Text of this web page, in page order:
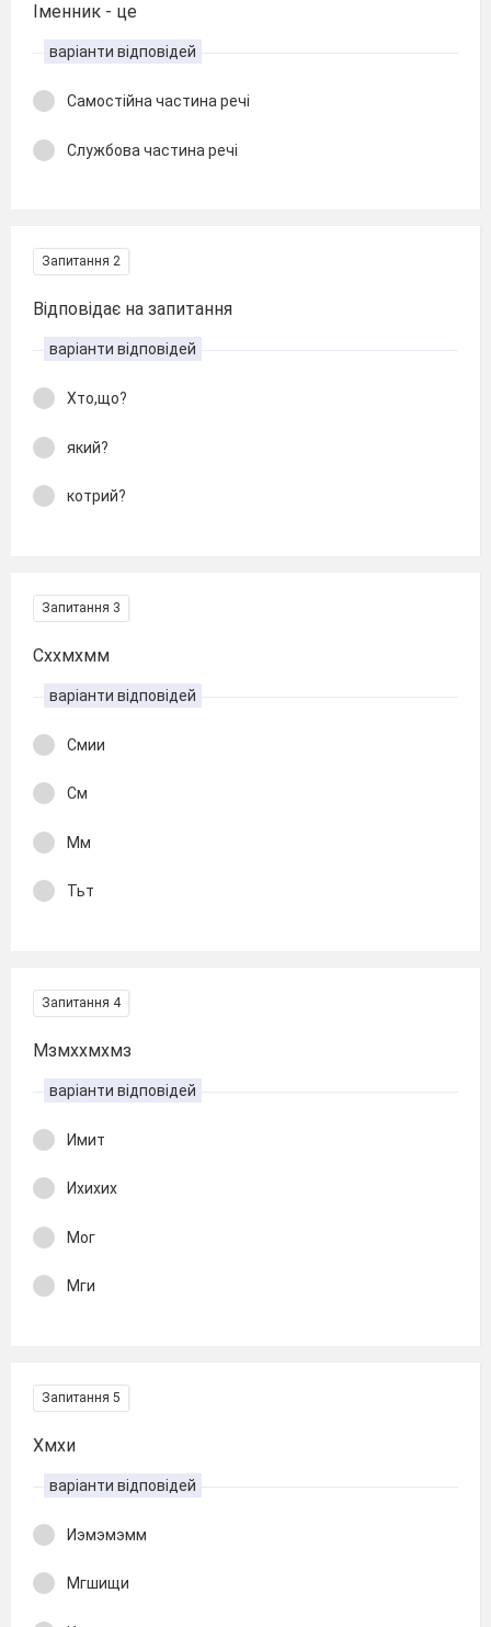
Іменник - це
варіанти відповідей
Самостійна частина речі
Службова частина речі
Запитання 2
Відповідає на запитання
варіанти відповідей
Хто,що?
який?
котрий?
Запитання 3
Сххмхмм
варіанти відповідей
Смии
См
Мм
Тьт
Запитання 4
Мзмххмхмз
варіанти відповідей
Имит
Ихихих
Мог
Мги
Запитання 5
Хмхи
варіанти відповідей
Иэмэмэмм
Мгшищи